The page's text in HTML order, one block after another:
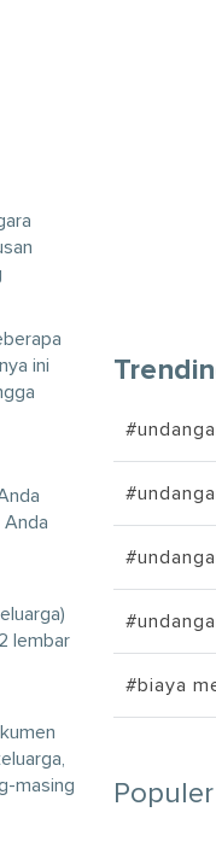
ini
Anda
lembar
masing
#biaya
Populer